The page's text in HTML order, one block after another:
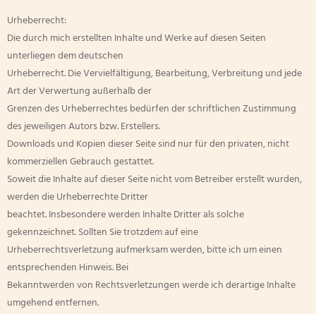
Urheberrecht:
Die durch mich erstellten Inhalte und Werke auf diesen Seiten
unterliegen dem deutschen
Urheberrecht. Die Vervielfältigung, Bearbeitung, Verbreitung und jede
Art der Verwertung außerhalb der
Grenzen des Urheberrechtes bedürfen der schriftlichen Zustimmung
des jeweiligen Autors bzw. Erstellers.
Downloads und Kopien dieser Seite sind nur für den privaten, nicht
kommerziellen Gebrauch gestattet.
Soweit die Inhalte auf dieser Seite nicht vom Betreiber erstellt wurden,
werden die Urheberrechte Dritter
beachtet. Insbesondere werden Inhalte Dritter als solche
gekennzeichnet. Sollten Sie trotzdem auf eine
Urheberrechtsverletzung aufmerksam werden, bitte ich um einen
entsprechenden Hinweis. Bei
Bekanntwerden von Rechtsverletzungen werde ich derartige Inhalte
umgehend entfernen.